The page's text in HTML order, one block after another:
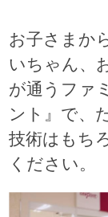
お子さまか
いちゃん、
が通うファ
ント』で、
技術はもち
ください。